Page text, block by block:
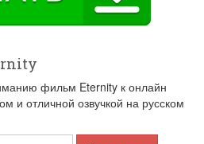
фильм Eternity к онлайн
и отличной озвучкой на русском